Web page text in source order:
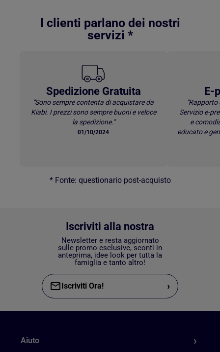
I clienti parlano dei nostri
servizi *
Spedizione Gratuita
"Sono sempre contenta di acquistare da
Kiabi. I prezzi sono sempre buoni e veloce
la spedizione."
01/10/2024
E-
Servizio e-
e
educato e
* Fonte: questionario post-acquisto
Iscriviti alla nostra
Newsletter e resta aggiornato
sulle promo esclusive, sconti in
anteprima, idee look per tutta la
famiglia e tanto altro!
Iscriviti Ora! ›
Aiuto